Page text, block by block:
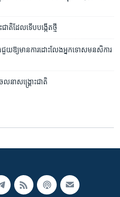
តិ​ដែល​ទើប​បង្កើត​ថ្មី
យ​ឱ្យ​មាន​ការ​ដោះលែង​អ្នក​ទោស​មនសិការ​
លនា​សង្រ្គោះជាតិ